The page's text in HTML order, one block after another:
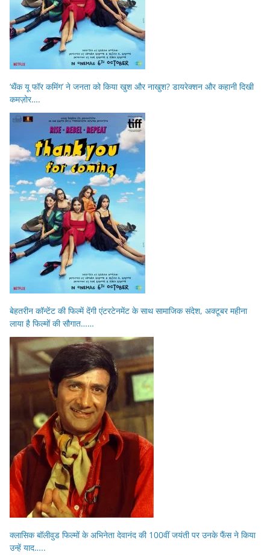
‘थैंक यू फॉर कमिंग’ ने जनता को किया खुश और नाखुश? डायरेक्शन और कहानी दिखी
कमज़ोर….
बेहतरीन कॉन्टेंट की फिल्में देंगी एंटरटेनमेंट के साथ सामाजिक संदेश, अक्टूबर महीना
लाया है फिल्मों की सौगात……
क्लासिक बॉलीवुड फिल्मों के अभिनेता देवानंद की 100वीं जयंती पर उनके फैंस ने किया
उन्हें याद…..